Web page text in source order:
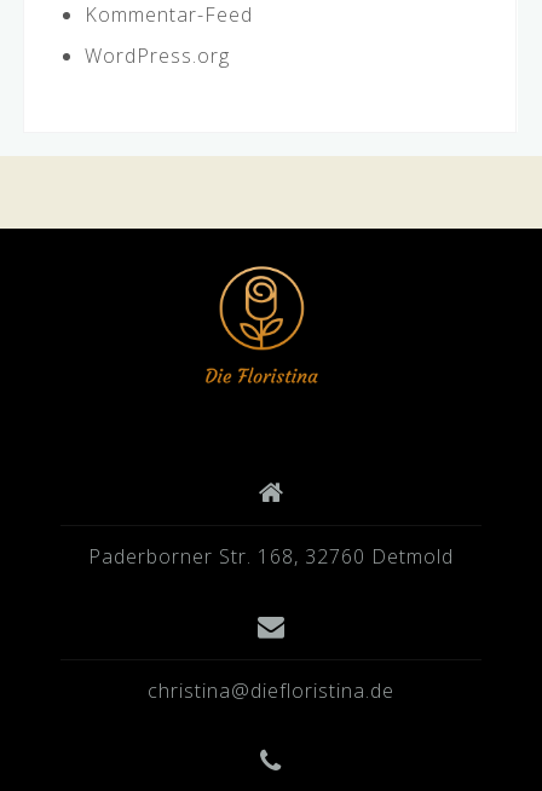
Kommentar-Feed
WordPress.org
Paderborner Str. 168, 32760 Detmold
christina@diefloristina.de